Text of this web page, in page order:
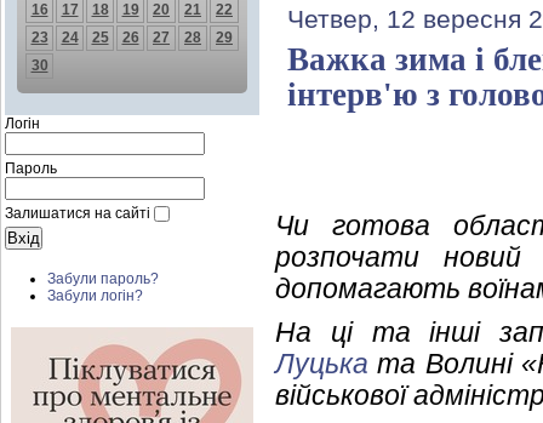
16
17 18 19 20 21
22
23
24 25 26 27 28
29
30
Логін
Пароль
Залишатися на сайті
Забули пароль?
Забули логін?
Четвер, 12 вересня
Важка зима і
інтерв'ю з
Чи готова
розпочати
допомагають
На ці та інші
Луцьката Волині
військової